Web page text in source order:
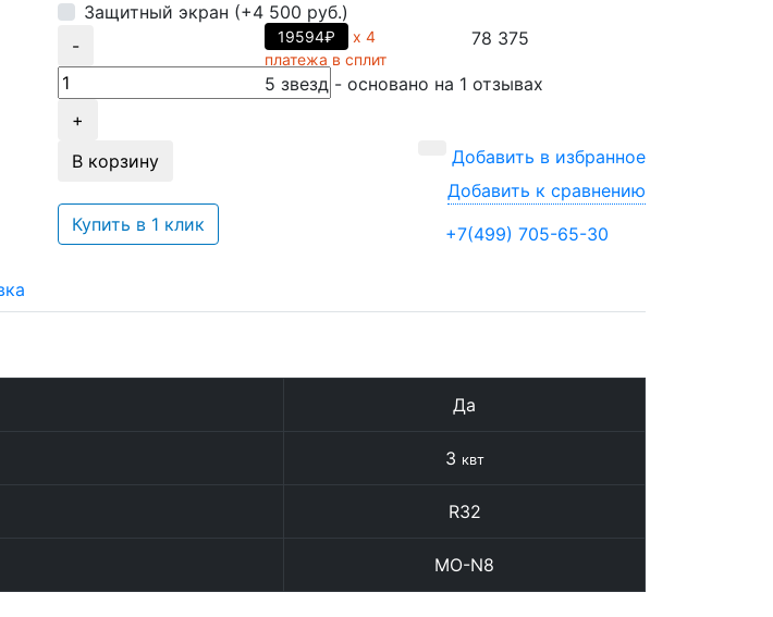
Защитный экран (+4 500 руб.)
-
+
19594₽
х 4
платежа в сплит
78 375
5 звезд - основано на 1 отзывах
В корзину
Купить в 1 клик
Добавить в избранное
Добавить к сравнению
+7(499) 705-65-30
Да
3 квт
R32
MO-N8